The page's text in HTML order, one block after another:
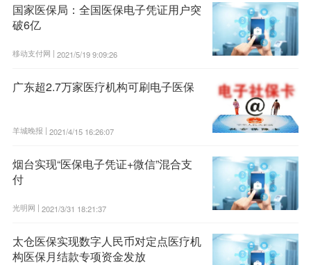
国家医保局：全国医保电子凭证用户突
破6亿
移动支付网 | 2021/5/19 9:09:26
广东超2.7万家医疗机构可刷电子医保
羊城晚报 | 2021/4/15 16:26:07
烟台实现“医保电子凭证+微信”混合支
付
光明网 | 2021/3/31 18:21:37
太仓医保实现数字人民币对定点医疗机
构医保月结款专项资金发放